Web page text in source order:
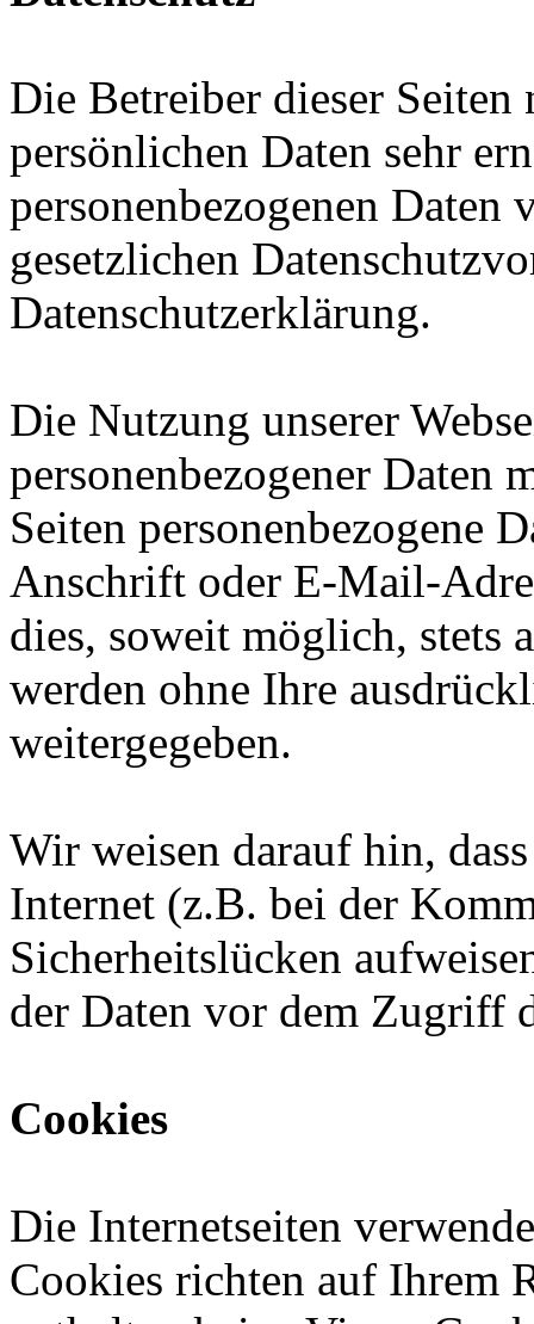
Die Betreiber dieser Seiten
persönlichen Daten sehr
personenbezogenen Daten
gesetzlichen
Datenschutzerklärung.
Die Nutzung unserer
personenbezogener Daten
Seiten personenbezogene
Anschrift oder E-Mail-
dies, soweit möglich, stets
werden ohne Ihre
weitergegeben.
Wir weisen darauf hin,
Internet (z.B. bei der
Sicherheitslücken
der Daten vor dem Zugriff
Cookies
Die Internetseiten
Cookies richten auf Ihrem